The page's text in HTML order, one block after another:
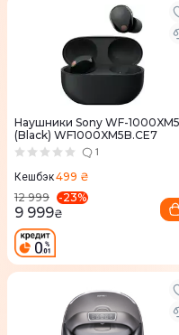
Наушники Sony WF-1000XM5
(Black) WF1000XM5B.CE7
1
Кешбэк499 ₴
12 999
-23%
9 999₴